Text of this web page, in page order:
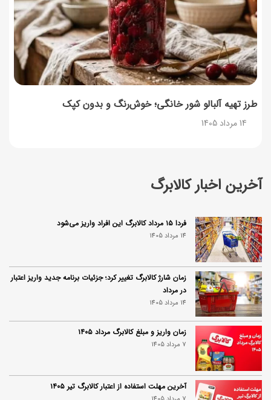
آخرین اخبار کالابرگ
فردا ۱۵ مرداد کالابرگ این افراد واریز می‌شود
14 مرداد 1405
زمان شارژ کالابرگ تغییر کرد؛ جزئیات برنامه جدید واریز اعتبار
در مرداد
14 مرداد 1405
زمان واریز و مبلغ کالابرگ مرداد ۱۴۰۵
7 مرداد 1405
آخرین مهلت استفاده از اعتبار کالابرگ تیر ۱۴۰۵
طرز تهیه آلبالو شور خانگی؛ خوش‌رنگ و بدون کپک
14 مرداد 1405